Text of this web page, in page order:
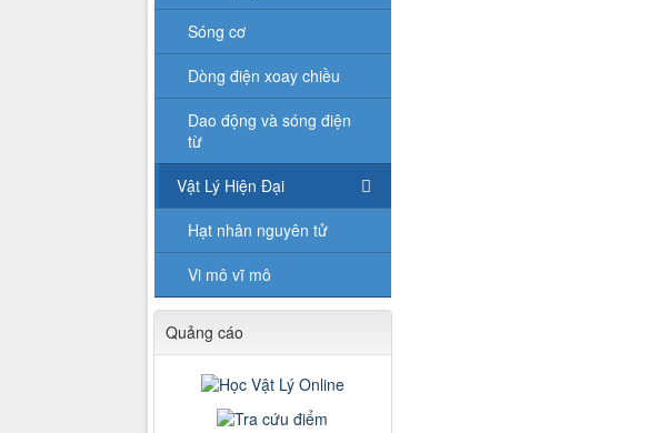
Sóng cơ
Dòng điện xoay chiều
Dao động và sóng điện
từ
Vật Lý Hiện Đại
Hạt nhân nguyên tử
Vi mô vĩ mô
Quảng cáo